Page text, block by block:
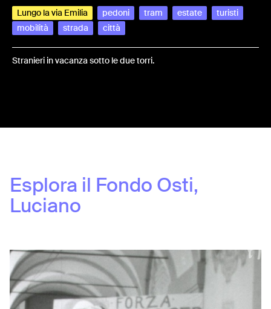
Lungo la via Emilia pedoni tram estate
turisti
mobilità
strada città
Stranieri in vacanza sotto le due torri.
Esplora il Fondo Osti,
Luciano